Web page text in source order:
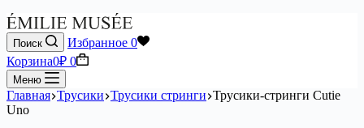
Поиск Избранное 0
Корзина0₽ 0
Меню
Главная Трусики Трусики стринги Трусики-стринги Cutie
Uno